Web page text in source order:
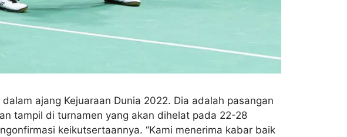
ajang Kejuaraan Dunia 2022. Dia adalah pasangan
tampil di turnamen yang akan dihelat pada 22-28
keikutsertaannya. “Kami menerima kabar baik